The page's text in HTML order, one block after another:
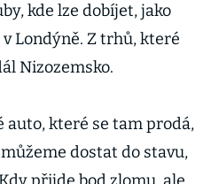
kde lze dobíjet, jako
Londýně. Z trhů, které
Nizozemsko.
auto, které se tam prodá,
dostat do stavu,